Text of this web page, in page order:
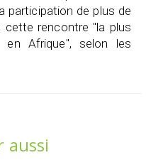
participation de plus de
cette rencontre "la plus
Afrique", selon les
aussi